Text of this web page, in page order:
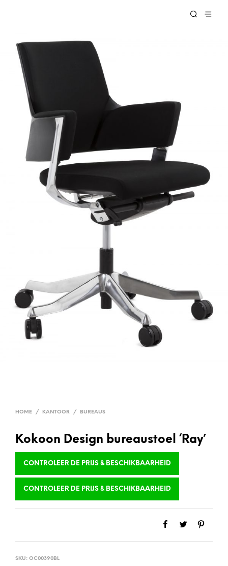
HOME / KANTOOR / BUREAUS
Kokoon Design bureaustoel ‘Ray’
CONTROLEER DE PRIJS & BESCHIKBAARHEID
CONTROLEER DE PRIJS & BESCHIKBAARHEID
SKU: OC00390BL